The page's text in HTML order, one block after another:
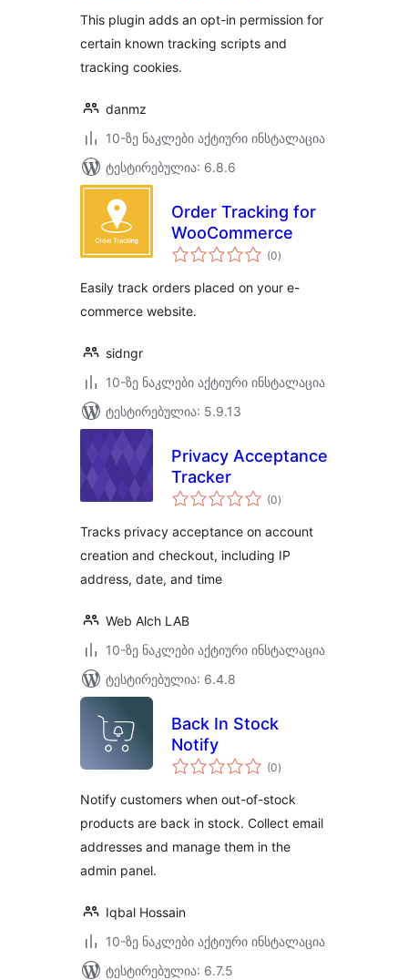
This plugin adds an opt-in permission for
certain known tracking scripts and
tracking cookies.
danmz
10-ზე ნაკლები აქტიური ინსტალაცია
ტესტირებულია: 6.8.6
Order Tracking for
WooCommerce
(0საერთო
რეიტინგი
)
Easily track orders placed on your e-
commerce website.
sidngr
10-ზე ნაკლები აქტიური ინსტალაცია
ტესტირებულია: 5.9.13
Privacy Acceptance
Tracker
(0საერთო
რეიტინგი
)
Tracks privacy acceptance on account
creation and checkout, including IP
address, date, and time
Web Alch LAB
10-ზე ნაკლები აქტიური ინსტალაცია
ტესტირებულია: 6.4.8
Back In Stock
Notify
(0საერთო
რეიტინგი
)
Notify customers when out-of-stock
products are back in stock. Collect email
addresses and manage them in the
admin panel.
Iqbal Hossain
10-ზე ნაკლები აქტიური ინსტალაცია
ტესტირებულია: 6.7.5